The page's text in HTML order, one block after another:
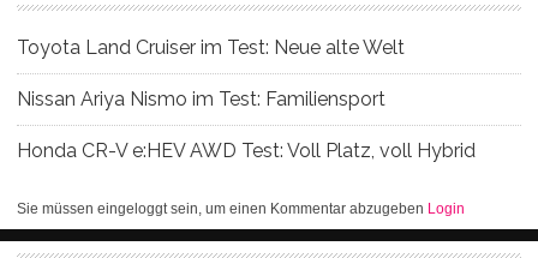
Toyota Land Cruiser im Test: Neue alte Welt
Nissan Ariya Nismo im Test: Familiensport
Honda CR-V e:HEV AWD Test: Voll Platz, voll Hybrid
Sie müssen eingeloggt sein, um einen Kommentar abzugeben Login